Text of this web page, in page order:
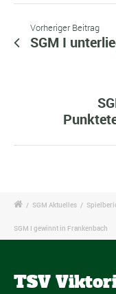
Vorheriger Beitrag
SGM I
/ SGM Aktuelles /
SGM I gewinnt in Frankenbach
TSV